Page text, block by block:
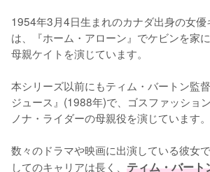
1954年3月4日生まれのカナダ出身の女優
は、『ホーム・アローン』でケビンを家
母親ケイトを演じています。
本シリーズ以前にもティム・バートン監
ジュース』(1988年)で、ゴスファッショ
ノナ・ライダーの母親役を演じています。
数々のドラマや映画に出演している彼女
してのキャリアは長く、 ティム・バート